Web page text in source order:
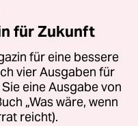
für Zukunft
für eine bessere
vier Ausgaben für
eine Ausgabe von
„Was wäre, wenn
reicht).